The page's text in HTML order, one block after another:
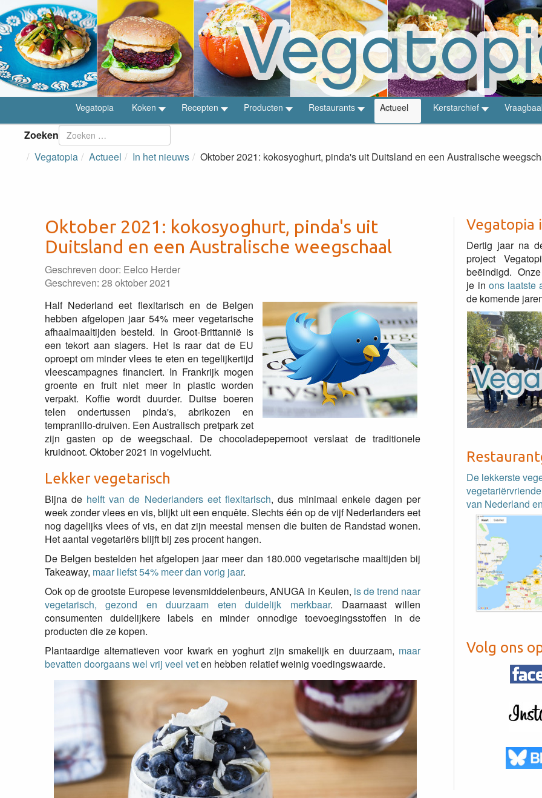
Vegatopia Koken Recepten Producten Restaurants Actueel Kerstarchief
Zoeken
Vegatopia
Actueel In het nieuws Oktober 2021: kokosyoghurt, pinda's uit Duitsland en een Australische
Oktober 2021: kokosyoghurt, pinda's uit
Duitsland en een Australische weegschaal
Geschreven door: Eelco Herder
Geschreven: 28 oktober 2021
Half Nederland eet flexitarisch en de Belgen
hebben afgelopen jaar 54% meer vegetarische
afhaalmaaltijden besteld. In Groot-Brittannië is
een tekort aan slagers. Het is raar dat de EU
oproept om minder vlees te eten en tegelijkertijd
vleescampagnes financiert. In Frankrijk mogen
groente en fruit niet meer in plastic worden
verpakt. Koffie wordt duurder. Duitse boeren
telen ondertussen pinda's, abrikozen en
tempranillo-druiven. Een Australisch pretpark zet
zijn gasten op de weegschaal. De chocoladepepernoot verslaat de traditionele
kruidnoot. Oktober 2021 in vogelvlucht.
Lekker vegetarisch
Bijna de helft van de Nederlanders eet flexitarisch, dus minimaal enkele dagen per
week zonder vlees en vis, blijkt uit een enquête. Slechts één op de vijf Nederlanders eet
nog dagelijks vlees of vis, en dat zijn meestal mensen die buiten de Randstad wonen.
Het aantal vegetariërs blijft bij zes procent hangen.
De Belgen bestelden het afgelopen jaar meer dan 180.000 vegetarische maaltijden bij
Takeaway, maar liefst 54% meer dan vorig jaar.
Ook op de grootste Europese levensmiddelenbeurs, ANUGA in Keulen, is de trend naar
vegetarisch, gezond en duurzaam eten duidelijk merkbaar. Daarnaast willen
consumenten duidelijkere labels en minder onnodige toevoegingsstoffen in de
producten die ze kopen.
Plantaardige alternatieven voor kwark en yoghurt zijn smakelijk en duurzaam, maar
bevatten doorgaans wel vrij veel veten hebben relatief weinig voedingswaarde.
Vegatopia
Dertig jaar na
project
beëindigd.
je in ons laatste
de komende
De lekkerste
van Nederland
Volg ons